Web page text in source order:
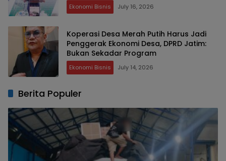
Ekonomi Bisnis July 16, 2026
Koperasi Desa Merah Putih Harus Jadi
Penggerak Ekonomi Desa, DPRD Jatim:
Bukan Sekadar Program
Ekonomi Bisnis July 14, 2026
Berita Populer